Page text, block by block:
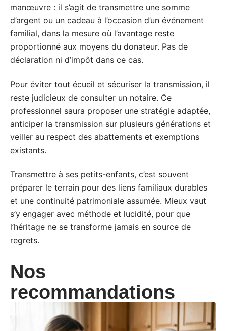
manœuvre : il s’agit de transmettre une somme
d’argent ou un cadeau à l’occasion d’un événement
familial, dans la mesure où l’avantage reste
proportionné aux moyens du donateur. Pas de
déclaration ni d’impôt dans ce cas.
Pour éviter tout écueil et sécuriser la transmission, il
reste judicieux de consulter un notaire. Ce
professionnel saura proposer une stratégie adaptée,
anticiper la transmission sur plusieurs générations et
veiller au respect des abattements et exemptions
existants.
Transmettre à ses petits-enfants, c’est souvent
préparer le terrain pour des liens familiaux durables
et une continuité patrimoniale assumée. Mieux vaut
s’y engager avec méthode et lucidité, pour que
l’héritage ne se transforme jamais en source de
regrets.
Nos
recommandations